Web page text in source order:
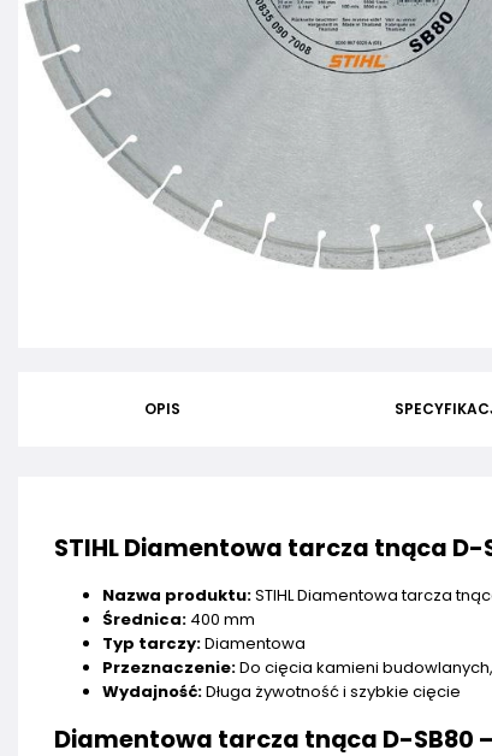
OPIS
STIHL Diamentowa tarcza tnąca D-
Nazwa produktu:STIHL Diamentowa tarcza
Średnica: 400 mm
Typ tarczy:Diamentowa
Przeznaczenie:Do cięcia kamieni
Wydajność:Długa żywotność i szybkie cięcie
Diamentowa tarcza tnąca D-SB80